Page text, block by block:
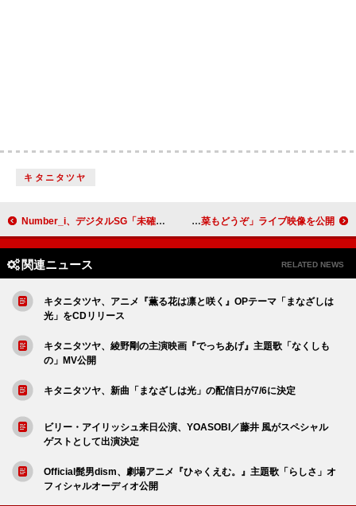
キタニタツヤ
Number_i、デジタルSG「未確認領域」全世界配信スタート＆MV公開 MONO NO AWARE、GROUPNが演出「野菜もどうぞ」ライブ映像を公開
関連ニュース RELATED NEWS
キタニタツヤ、アニメ『薫る花は凛と咲く』OPテーマ「まなざしは
光」をCDリリース
キタニタツヤ、綾野剛の主演映画『でっちあげ』主題歌「なくしも
の」MV公開
キタニタツヤ、新曲「まなざしは光」の配信日が7/6に決定
ビリー・アイリッシュ来日公演、YOASOBI／藤井 風がスペシャル
ゲストとして出演決定
Official髭男dism、劇場アニメ『ひゃくえむ。』主題歌「らしさ」オ
フィシャルオーディオ公開